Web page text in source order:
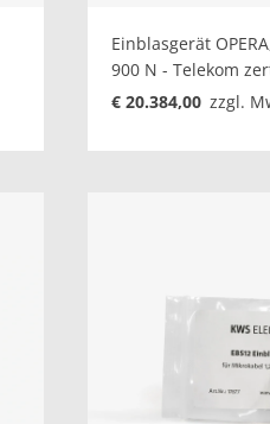
Einblasgerät
900 N - Telekom
€ 20.384,00 zzgl.